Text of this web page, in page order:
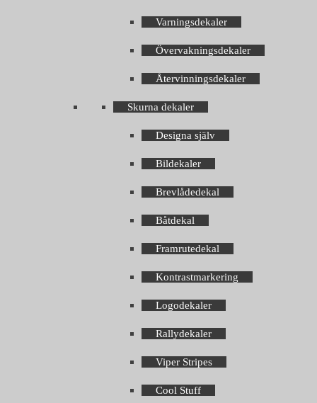
Varningsdekaler
Övervakningsdekaler
Återvinningsdekaler
Skurna dekaler
Designa själv
Bildekaler
Brevlådedekal
Båtdekal
Framrutedekal
Kontrastmarkering
Logodekaler
Rallydekaler
Viper Stripes
Cool Stuff